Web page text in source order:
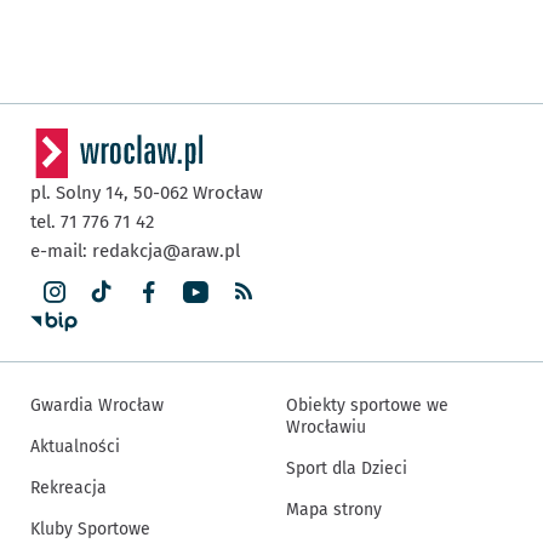
pl. Solny 14, 50-062 Wrocław
tel. 71 776 71 42
e-mail: redakcja@araw.pl
Gwardia Wrocław
Aktualności
Rekreacja
Kluby Sportowe
Obiekty sportowe we
Wrocławiu
Sport dla Dzieci
Mapa strony